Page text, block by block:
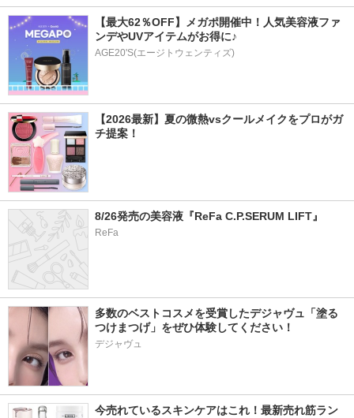
【最大62％OFF】メガポ開催中！人気美容液ファ
ンデやUVアイテムがお得に♪
AGE20'S(エージトウェンティズ)
【2026最新】夏の微熱vsクールメイクをプロがガ
チ提案！
8/26発売の美容液『ReFa C.P.SERUM LIFT』
ReFa
多数のベストコスメを受賞したデジャヴュ「塗る
つけまつげ」をぜひ体験してください！
デジャヴュ
今売れているスキンケアはこれ！最新売れ筋ラン